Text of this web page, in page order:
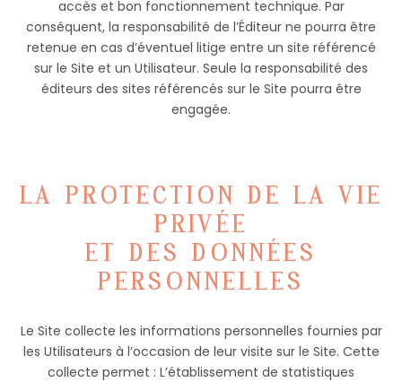
accès et bon fonctionnement technique. Par
conséquent, la responsabilité de l’Éditeur ne pourra être
retenue en cas d’éventuel litige entre un site référencé
sur le Site et un Utilisateur. Seule la responsabilité des
éditeurs des sites référencés sur le Site pourra être
engagée.
LA PROTECTION DE LA VIE
PRIVÉE
ET DES DONNÉES
PERSONNELLES
Le Site collecte les informations personnelles fournies par
les Utilisateurs à l’occasion de leur visite sur le Site. Cette
collecte permet : L’établissement de statistiques